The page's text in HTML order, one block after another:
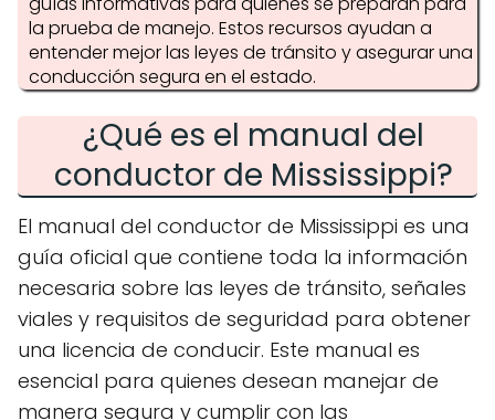
la prueba de manejo. Estos recursos ayudan a
entender mejor las leyes de tránsito y asegurar una
conducción segura en el estado.
¿Qué es el manual del
conductor de Mississippi?
El manual del conductor de Mississippi es una
guía oficial que contiene toda la información
necesaria sobre las leyes de tránsito, señales
viales y requisitos de seguridad para obtener
una licencia de conducir. Este manual es
esencial para quienes desean manejar de
manera segura y cumplir con las